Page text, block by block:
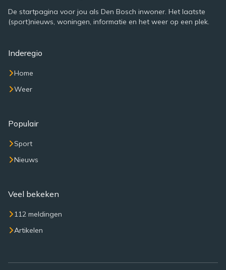
De startpagina voor jou als Den Bosch inwoner. Het laatste
(sport)nieuws, woningen, informatie en het weer op een plek.
Inderegio
Home
Weer
Populair
Sport
Nieuws
Veel bekeken
112 meldingen
Artikelen